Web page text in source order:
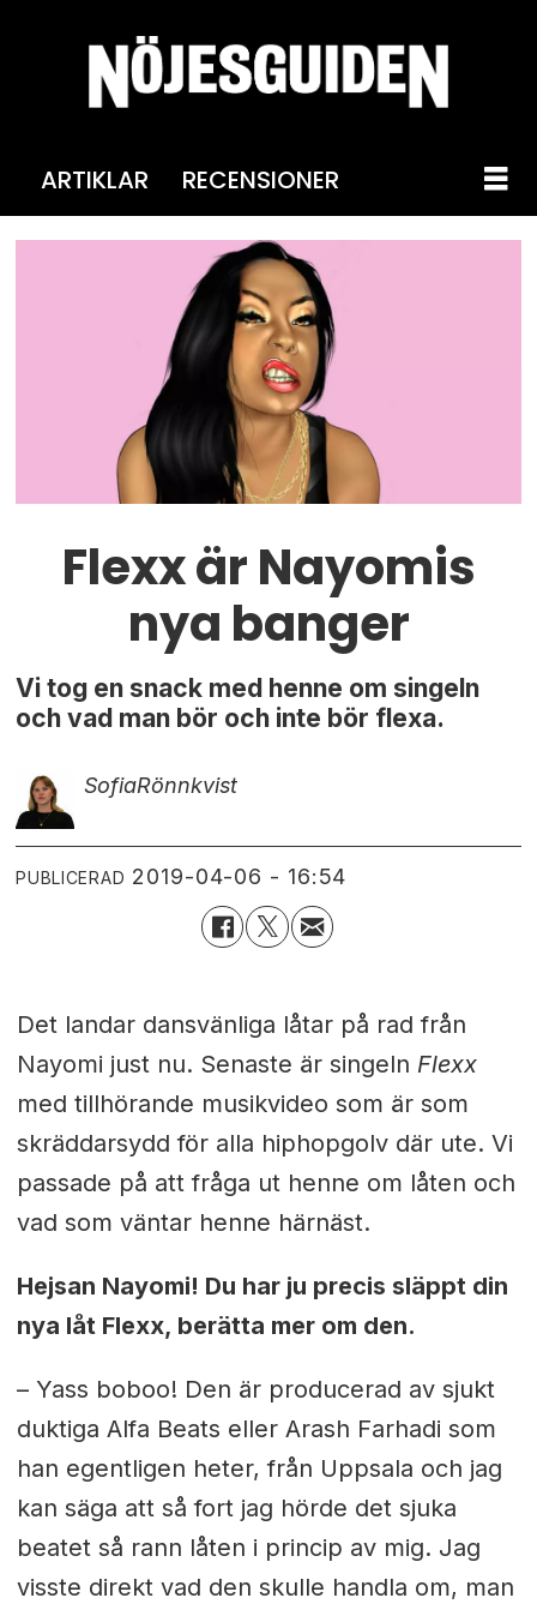
ARTIKLAR RECENSIONER
Flexx är Nayomis
nya banger
Vi tog en snack med henne om singeln
och vad man bör och inte bör flexa.
SofiaRönnkvist
PUBLICERAD 2019-04-06 - 16:54
Det landar dansvänliga låtar på rad från
Nayomi just nu. Senaste är singeln Flexx
med tillhörande musikvideo som är som
skräddarsydd för alla hiphopgolv där ute. Vi
passade på att fråga ut henne om låten och
vad som väntar henne härnäst.
Hejsan Nayomi! Du har ju precis släppt din
nya låt Flexx, berätta mer om den.
– Yass boboo! Den är producerad av sjukt
duktiga Alfa Beats eller Arash Farhadi som
han egentligen heter, från Uppsala och jag
kan säga att så fort jag hörde det sjuka
beatet så rann låten i princip av mig. Jag
visste direkt vad den skulle handla om, man